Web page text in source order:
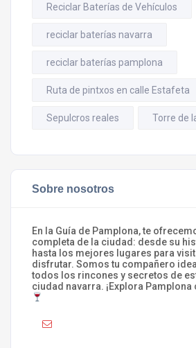
Reciclar Baterías de Vehículos
reciclar baterías navarra
reciclar baterías pamplona
Ruta de pintxos en calle Estafeta
Sepulcros reales Torre de
Sobre nosotros
En la Guía de Pamplona, te
completa de la ciudad: desde su
hasta los mejores lugares para
disfrutar. Somos tu compañero
todos los rincones y secretos de
ciudad navarra. ¡Explora